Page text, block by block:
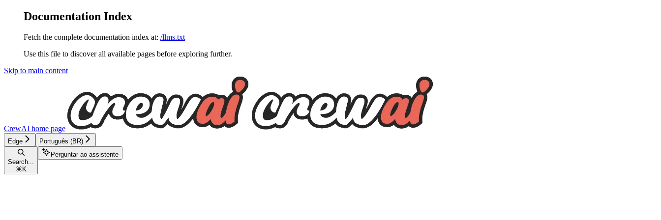
Documentation Index
Fetch the complete documentation index at: /llms.txt
Use this file to discover all available pages before exploring further.
Skip to main content
CrewAI home page
Edge Português (BR)
Search...
⌘ K
Perguntar ao assistente